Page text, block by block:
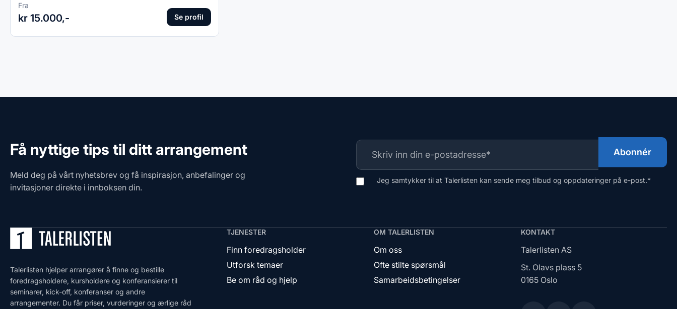
Fra
kr 15.000,- Se profil
Få nyttige tips til ditt arrangement
Meld deg på vårt nyhetsbrev og få inspirasjon, anbefalinger og
invitasjoner direkte i innboksen din.
Jeg samtykker til at Talerlisten kan sende meg tilbud og oppdateringer på e-post.*
Talerlisten hjelper arrangører å finne og bestille
foredragsholdere, kursholdere og konferansierer til
seminarer, kick-off, konferanser og andre
arrangementer. Du får priser, vurderinger og ærlige råd
TJENESTER
Finn foredragsholder
Utforsk temaer
Be om råd og hjelp
OM TALERLISTEN
Om oss
Ofte stilte spørsmål
Samarbeidsbetingelser
KONTAKT
Talerlisten AS
St. Olavs plass 5
0165 Oslo